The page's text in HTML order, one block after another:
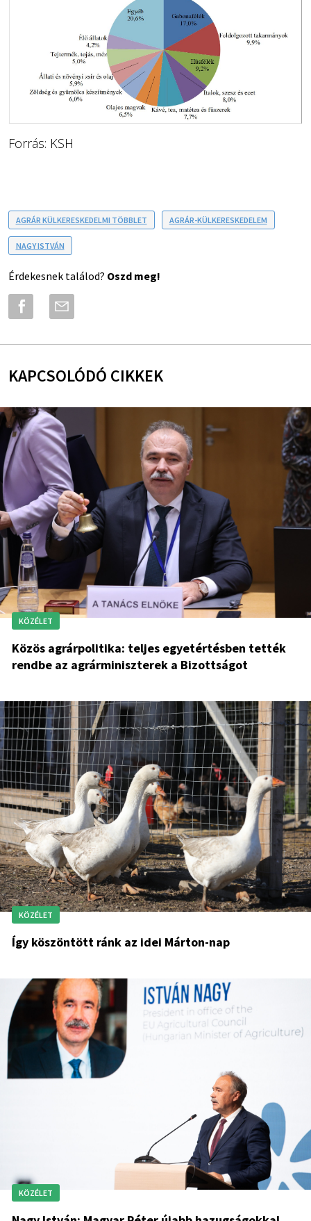
Forrás: KSH
AGRÁR KÜLKERESKEDELMI TÖBBLET AGRÁR-KÜLKERESKEDELEM
NAGY ISTVÁN
Érdekesnek találod? Oszd meg!
KAPCSOLÓDÓ CIKKEK
KÖZÉLET
Közös agrárpolitika: teljes egyetértésben tették
rendbe az agrárminiszterek a Bizottságot
KÖZÉLET
Így köszöntött ránk az idei Márton-nap
KÖZÉLET